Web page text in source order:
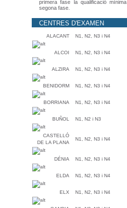
primera fase la qualificació
segona fase.
CENTRES D'EXAMEN
ALACANT N1, N2, N3 i N4
ALCOI N1, N2, N3 i N4
ALZIRA N1, N2, N3 i N4
BENIDORM N1, N2, N3 i N4
BORRIANA N1, N2, N3 i N4
BUÑOL N1, N2 i N3
CASTELLÓ
DE LA PLANA
N1, N2, N3 i N4
DÉNIA N1, N2, N3 i N4
ELDA N1, N2, N3 i N4
ELX N1, N2, N3 i N4